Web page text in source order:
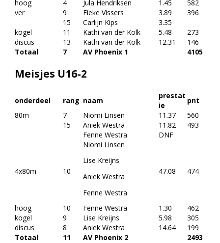
hoog 4 Jula Hendriksen 1.45
582
ver
9 Fieke Vissers 3.89
396
15
Carlijn Kips
3.35
kogel
11 Kathi van der Kolk 5.48
273
discus
13 Kathi van der Kolk 12.31
146
Totaal
7 AV Phoenix 1 4105
Meisjes U16-2
onderdeel rang naam
prestat
ie
pnt
80m
7 Niomi Linsen 11.37
560
15
Aniek Westra 11.82
493
Fenne Westra
DNF
4x80m 10
Niomi Linsen
Lise Kreijns
Aniek Westra
Fenne Westra
47.08 474
hoog 10 Fenne Westra 1.30
462
kogel
9 Lise Kreijns 5.98
305
discus
8 Aniek Westra 14.64
199
Totaal
11 AV Phoenix 2 2493